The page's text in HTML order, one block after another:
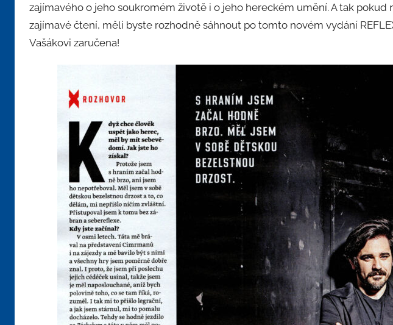
zajímavého o jeho soukromém životě i o jeho hereckém umění. A tak pokud
zajímavé čtení, měli byste rozhodně sáhnout po tomto novém vydání
Vašákovi zaručena!